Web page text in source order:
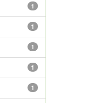
1
1
1
1
1